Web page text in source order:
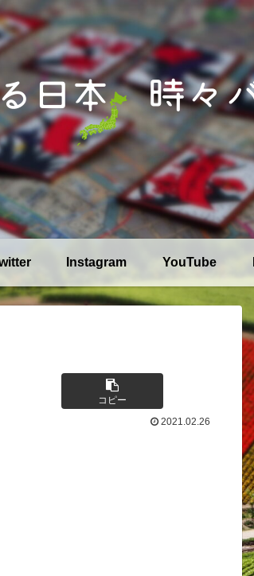
Instagram YouTube
コピー
2021.02.26